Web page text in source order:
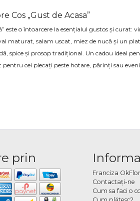
Cos „Gust de Acasa”
este o întoarcere la esențialul gustos și
maturat, salam uscat, miez de nucă și un
spice și prosop tradițional. Un cadou ideal
cei plecați peste hotare, părinți sau
prin
Franciza
Contactaţi-ne
Cum sa faci o
Cum plătesc?